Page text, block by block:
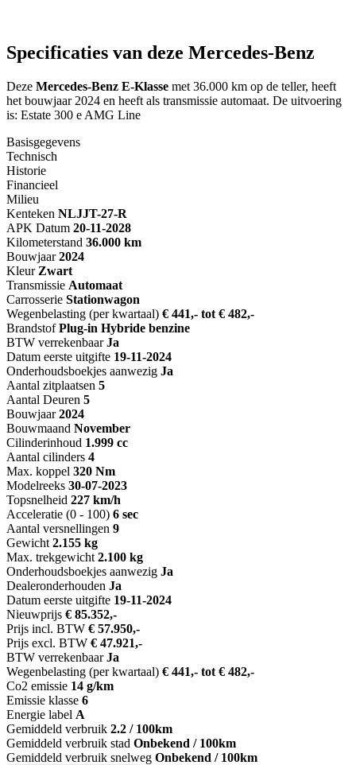
Specificaties van deze Mercedes-Benz
Deze Mercedes-Benz E-Klasse met 36.000 km op de teller, heeft
het bouwjaar 2024 en heeft als transmissie automaat. De uitvoering
is: Estate 300 e AMG Line
Basisgegevens
Technisch
Historie
Financieel
Milieu
Kenteken NLJJT-27-R
APK Datum 20-11-2028
Kilometerstand 36.000 km
Bouwjaar 2024
Kleur Zwart
Transmissie Automaat
Carrosserie Stationwagon
Wegenbelasting (per kwartaal) € 441,- tot € 482,-
Brandstof Plug-in Hybride benzine
BTW verrekenbaar Ja
Datum eerste uitgifte 19-11-2024
Onderhoudsboekjes aanwezig Ja
Aantal zitplaatsen 5
Aantal Deuren 5
Bouwjaar 2024
Bouwmaand November
Cilinderinhoud 1.999 cc
Aantal cilinders 4
Max. koppel 320 Nm
Modelreeks 30-07-2023
Topsnelheid 227 km/h
Acceleratie (0 - 100) 6 sec
Aantal versnellingen 9
Gewicht 2.155 kg
Max. trekgewicht 2.100 kg
Onderhoudsboekjes aanwezig Ja
Dealeronderhouden Ja
Datum eerste uitgifte 19-11-2024
Nieuwprijs € 85.352,-
Prijs incl. BTW € 57.950,-
Prijs excl. BTW € 47.921,-
BTW verrekenbaar Ja
Wegenbelasting (per kwartaal) € 441,- tot € 482,-
Co2 emissie 14 g/km
Emissie klasse 6
Energie label A
Gemiddeld verbruik 2.2 / 100km
Gemiddeld verbruik stad Onbekend / 100km
Gemiddeld verbruik snelweg Onbekend / 100km